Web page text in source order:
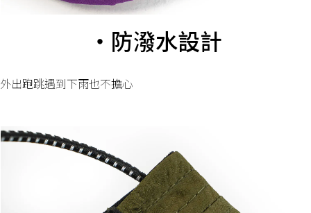
・防潑水設計
外出跑跳遇到下雨也不擔心